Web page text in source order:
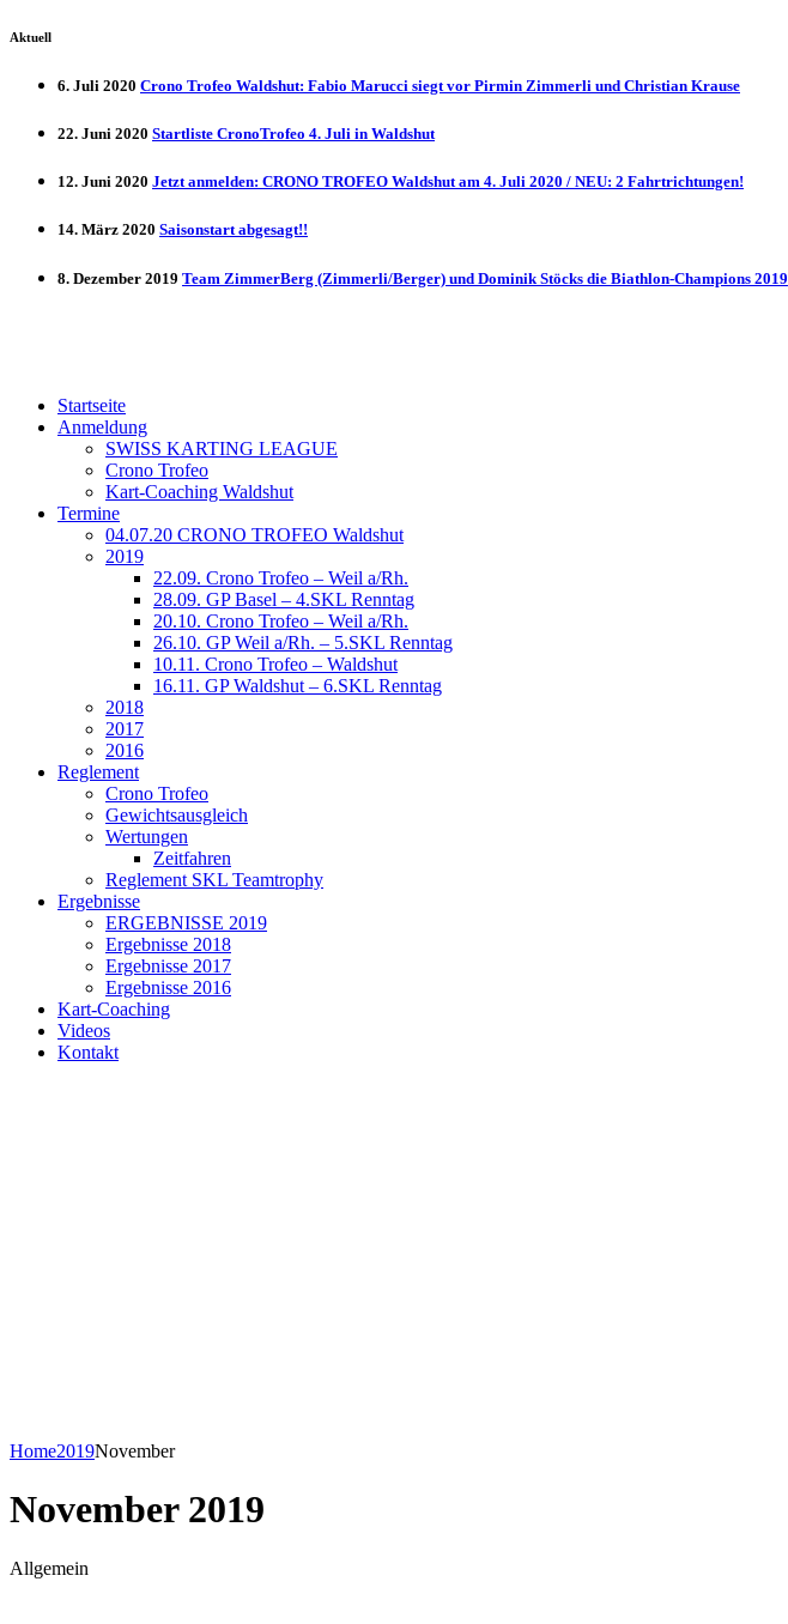
Aktuell
6. Juli 2020 Crono Trofeo Waldshut: Fabio Marucci siegt vor Pirmin Zimmerli und Christian Krause
22. Juni 2020 Startliste CronoTrofeo 4. Juli in Waldshut
12. Juni 2020 Jetzt anmelden: CRONO TROFEO Waldshut am 4. Juli 2020 / NEU: 2 Fahrtrichtungen!
14. März 2020 Saisonstart abgesagt!!
8. Dezember 2019 Team ZimmerBerg (Zimmerli/Berger) und Dominik Stöcks die Biathlon-Champions 2019
Startseite
Anmeldung
SWISS KARTING LEAGUE
Crono Trofeo
Kart-Coaching Waldshut
Termine
04.07.20 CRONO TROFEO Waldshut
2019
22.09. Crono Trofeo – Weil a/Rh.
28.09. GP Basel – 4.SKL Renntag
20.10. Crono Trofeo – Weil a/Rh.
26.10. GP Weil a/Rh. – 5.SKL Renntag
10.11. Crono Trofeo – Waldshut
16.11. GP Waldshut – 6.SKL Renntag
2018
2017
2016
Reglement
Crono Trofeo
Gewichtsausgleich
Wertungen
Zeitfahren
Reglement SKL Teamtrophy
Ergebnisse
ERGEBNISSE 2019
Ergebnisse 2018
Ergebnisse 2017
Ergebnisse 2016
Kart-Coaching
Videos
Kontakt
Home2019November
November 2019
Allgemein